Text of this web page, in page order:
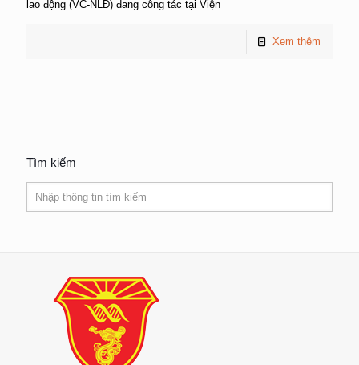
lao động (VC-NLĐ) đang công tác tại Viện
Xem thêm
Tìm kiếm